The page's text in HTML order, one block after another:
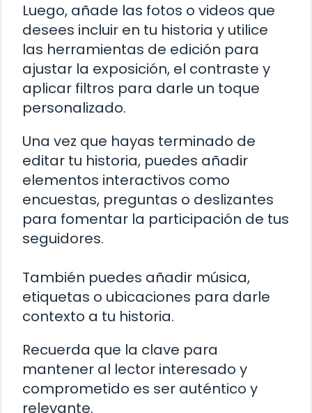
Luego, añade las fotos o videos que
desees incluir en tu historia y utilice
las herramientas de edición para
ajustar la exposición, el contraste y
aplicar filtros para darle un toque
personalizado.
Una vez que hayas terminado de
editar tu historia, puedes añadir
elementos interactivos como
encuestas, preguntas o deslizantes
para fomentar la participación de tus
seguidores.
También puedes añadir música,
etiquetas o ubicaciones para darle
contexto a tu historia.
Recuerda que la clave para
mantener al lector interesado y
comprometido es ser auténtico y
relevante.